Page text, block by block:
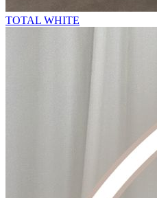
TOTAL WHITE